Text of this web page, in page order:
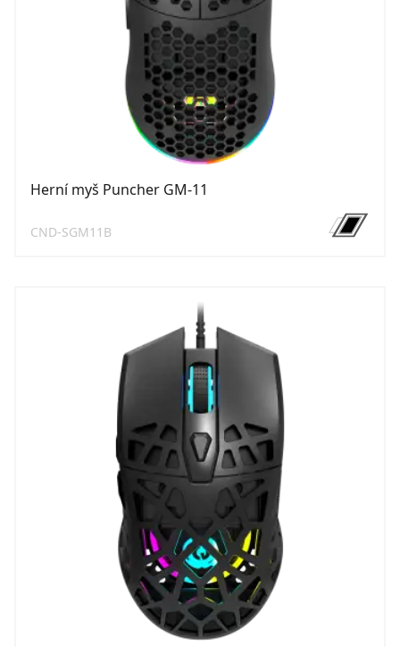
Herní myš Puncher GM-11
CND-SGM11B